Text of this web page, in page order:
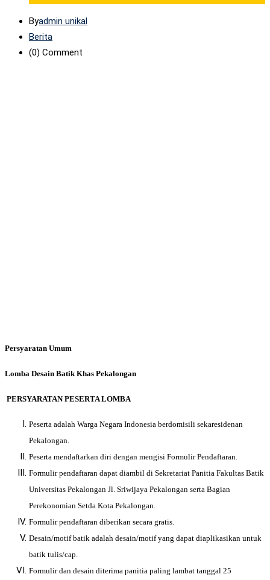
Byadmin unikal
Berita
(0) Comment
Persyaratan Umum
Lomba Desain Batik Khas Pekalongan
PERSYARATAN PESERTA LOMBA
Peserta adalah Warga Negara Indonesia berdomisili sekaresidenan
Pekalongan.
Peserta mendaftarkan diri dengan mengisi Formulir Pendaftaran.
Formulir pendaftaran dapat diambil di Sekretariat Panitia Fakultas Batik
Universitas Pekalongan Jl. Sriwijaya Pekalongan serta Bagian
Perekonomian Setda Kota Pekalongan.
Formulir pendaftaran diberikan secara gratis.
Desain/motif batik adalah desain/motif yang dapat diaplikasikan untuk
batik tulis/cap.
Formulir dan desain diterima panitia paling lambat tanggal 25